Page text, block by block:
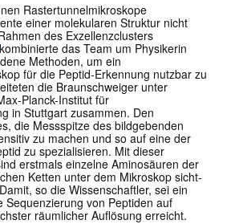
Rastertunnelmikroskope
einer molekularen Struktur nicht
des Exzellenzclusters
das Team um Physikerin
Methoden, um ein
für die Peptid-Erkennung nutzbar zu
die Braunschweiger unter
Planck-Institut für
in Stuttgart zusammen. Den
die Messspitze des bildgebenden
zu machen und so auf eine der
zu spezialisieren. Mit dieser
erstmals einzelne Aminosäuren der
Ketten unter dem Mikroskop sicht-
so die Wissenschaftler, sei ein
Sequenzierung von Peptiden auf
räumlicher Auflösung erreicht.